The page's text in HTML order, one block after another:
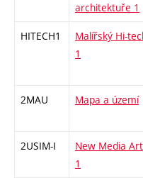
architektuře 1
HITECH1
Malířský Hi-
1
2MAU Mapa a území
2USIM-I
New Media Art
1